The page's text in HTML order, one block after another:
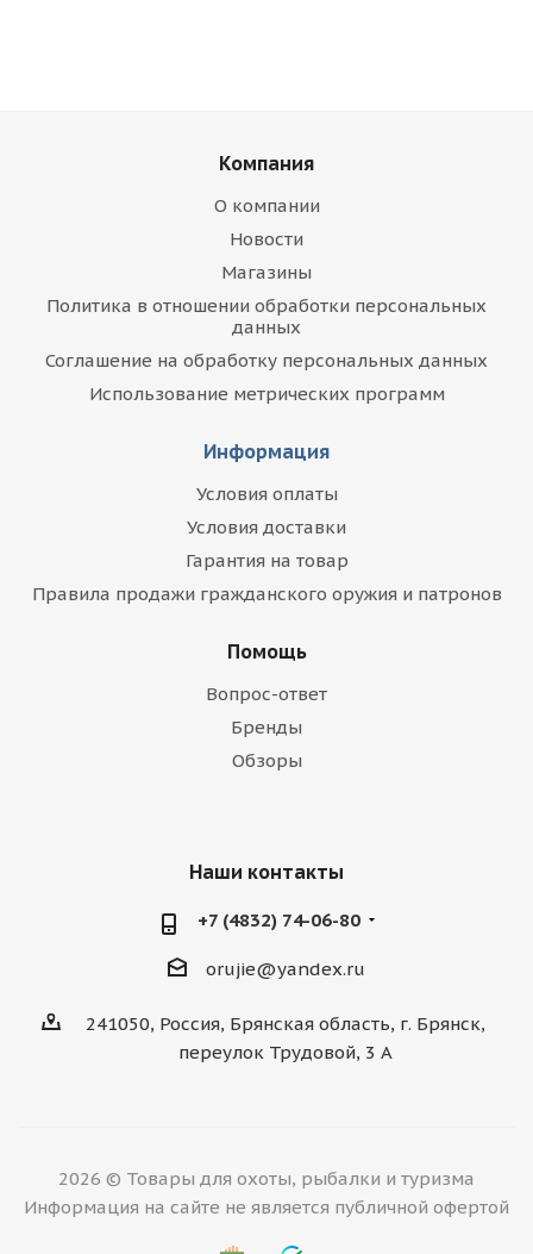
Компания
О компании
Новости
Магазины
Политика в отношении обработки персональных
данных
Соглашение на обработку персональных данных
Использование метрических программ
Информация
Условия оплаты
Условия доставки
Гарантия на товар
Правила продажи гражданского оружия и патронов
Помощь
Вопрос-ответ
Бренды
Обзоры
Наши контакты
+7 (4832) 74-06-80
orujie@yandex.ru
241050, Россия, Брянская область, г. Брянск,
переулок Трудовой, 3 А
2026 © Товары для охоты, рыбалки и туризма
Информация на сайте не является публичной офертой